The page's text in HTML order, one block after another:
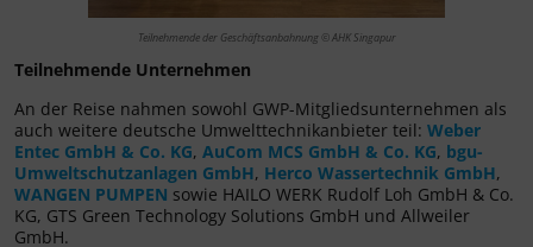
Teilnehmende der Geschäftsanbahnung © AHK Singapur
Teilnehmende Unternehmen
An der Reise nahmen sowohl GWP-Mitgliedsunternehmen als
auch weitere deutsche Umwelttechnikanbieter teil: Weber
Entec GmbH & Co. KG, AuCom MCS GmbH & Co. KG, bgu-
Umweltschutzanlagen GmbH, Herco Wassertechnik GmbH,
WANGEN PUMPEN sowie HAILO WERK Rudolf Loh GmbH & Co.
KG, GTS Green Technology Solutions GmbH und Allweiler
GmbH.